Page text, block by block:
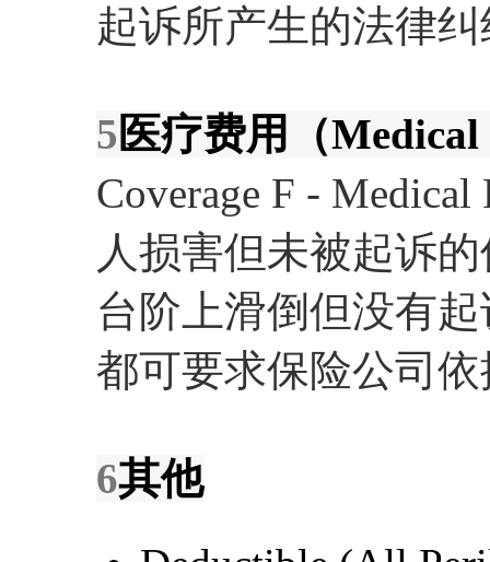
起诉所产生的法律
5 医疗费用（
Coverage F -
人损害但未被起诉
台阶上滑倒但没有
都可要求保险公司
6其他